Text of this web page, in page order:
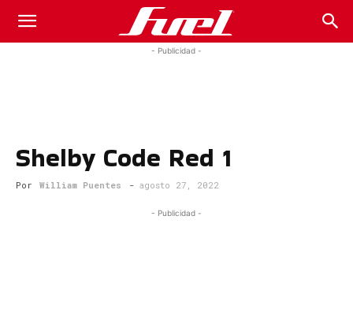
Fuel
Magazine
- Publicidad -
Shelby Code Red 1
Por William Puentes - agosto 27, 2022
- Publicidad -